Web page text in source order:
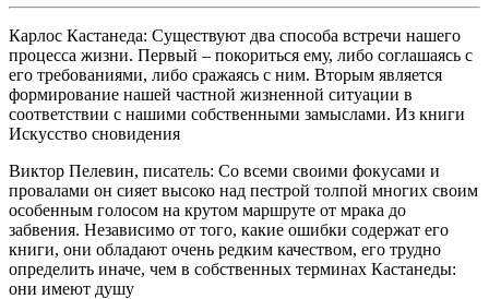
Карлос Кастанеда: Существуют два способа встречи нашего
процесса жизни. Первый – покориться ему, либо соглашаясь с
его требованиями, либо сражаясь с ним. Вторым является
формирование нашей частной жизненной ситуации в
соответствии с нашими собственными замыслами. Из книги
Искусство сновидения
Виктор Пелевин, писатель: Со всеми своими фокусами и
провалами он сияет высоко над пестрой толпой многих своим
особенным голосом на крутом маршруте от мрака до
забвения. Независимо от того, какие ошибки содержат его
книги, они обладают очень редким качеством, его трудно
определить иначе, чем в собственных терминах Кастанеды:
они имеют душу